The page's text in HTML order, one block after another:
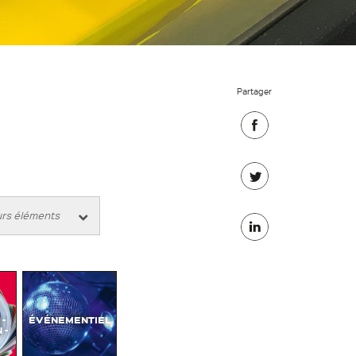
-
ÉVÉNEMENTIEL
Partager
sur
Facebook
sur
Twitter